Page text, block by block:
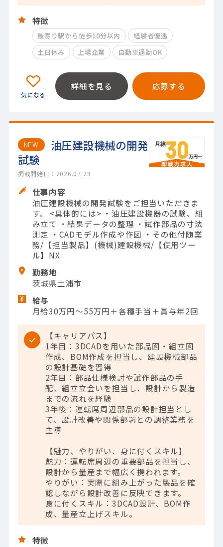
特徴
最寄り駅から徒歩10分以内
経験者優遇
土日休み
上場企業 自動車通勤OK
詳細を見る 応募する
NEW
油圧建設機械の開発
試験
掲載開始日：2026.07.29
仕事内容
油圧建設機械の開発試験をご担当いただきま
す。 <具体的には> ・油圧建設機器の試験、組
み立て ・結果データの整理 ・試作部品の寸法
測定 ・CADモデル作成や作図 ・その他付随業
務/【担当製品】(機械)建設機械/【使用ツー
ル】NX
勤務地
茨城県土浦市
給与
月給30万円～55万円＋各種手当＋賞与年2回
【キャリアパス】
1年目：3DCADを用いた部品図・組立図
作成、BOM作成を担当し、建設機械部品
の設計基礎を習得
2年目：部品仕様検討や試作部品の手
配、組立立会いを担当し、設計から製造
までの流れを経験
3年後：運転席周辺部品の設計担当とし
て、設計改善や関係部署との調整業務を
主導
【魅力、やりがい、身に付くスキル】
魅力：運転席周辺の重要部品を担当し、
設計から量産まで幅広く携われます。
やりがい：実際に組み上がった製品を確
認しながら設計改善に反映できます。
身に付くスキル：3DCAD設計、BOM作
成、量産立上げスキル。
特徴